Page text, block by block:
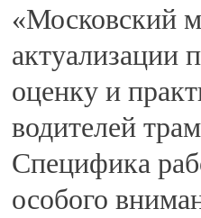
«Московский
актуализации
оценку и
водителей
Специфика
особого